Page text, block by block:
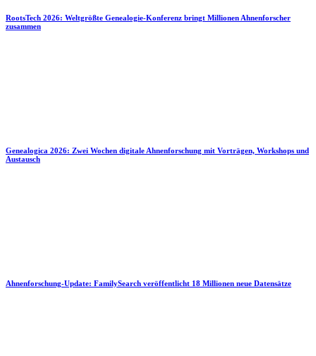
RootsTech 2026: Weltgrößte Genealogie-Konferenz bringt Millionen Ahnenforscher
zusammen
Genealogica 2026: Zwei Wochen digitale Ahnenforschung mit Vorträgen, Workshops und
Austausch
Ahnenforschung-Update: FamilySearch veröffentlicht 18 Millionen neue Datensätze